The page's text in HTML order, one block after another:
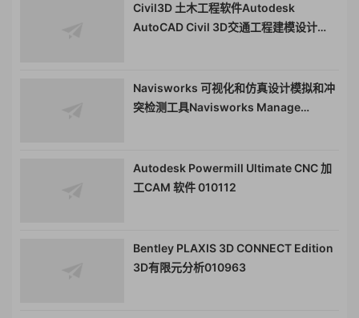
Civil3D 土木工程软件Autodesk
AutoCAD Civil 3D交通工程建模设计
Navisworks 可视化和仿真设计模拟和冲
突检测工具Navisworks Manage
Autodesk Powermill Ultimate CNC 加
工CAM 软件 010112
Bentley PLAXIS 3D CONNECT Edition
3D有限元分析010963